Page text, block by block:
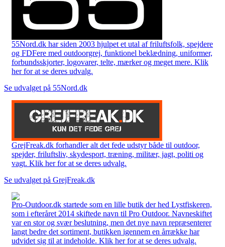
55Nord.dk har siden 2003 hjulpet et utal af friluftsfolk, spejdere
og FDFere med outdoorgrej, funktionel beklædning, uniformer,
forbundsskjorter, logovarer, telte, mærker og meget mere. Klik
her for at se deres udvalg.
Se udvalget på 55Nord.dk
GrejFreak.dk forhandler alt det fede udstyr både til outdoor,
spejder, friluftsliv, skydesport, træning, militær, jagt, politi og
vagt. Klik her for at se deres udvalg.
Se udvalget på GrejFreak.dk
Pro-Outdoor.dk startede som en lille butik der hed Lystfiskeren,
som i efteråret 2014 skiftede navn til Pro Outdoor. Navneskiftet
var en stor og svær beslutning, men det nye navn repræsenterer
langt bedre det sortiment, butikken igennem en årrække har
udvidet sig til at indeholde. Klik her for at se deres udvalg.